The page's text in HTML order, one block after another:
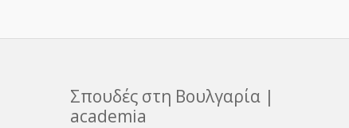
Σπουδές στη Βουλγαρία |
academia